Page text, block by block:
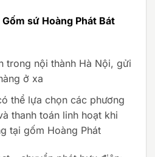
sứ Hoàng Phát Bát
trong nội thành Hà Nội, gửi
ở xa
thể lựa chọn các phương
thanh toán linh hoạt khi
tại gốm Hoàng Phát